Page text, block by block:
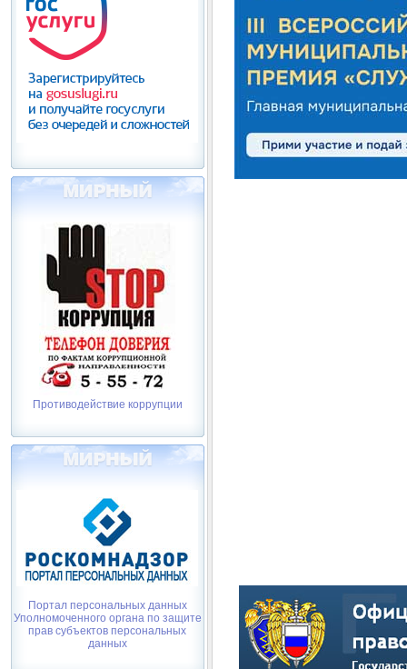
Противодействие коррупции
Портал персональных данных
Уполномоченного органа по защите
прав субъектов персональных
данных